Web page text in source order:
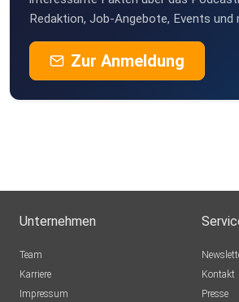
Redaktion, Job-Angebote, Events und
Zur Anmeldung
Unternehmen
Team
Karriere
Impressum
Kontakt
Presse